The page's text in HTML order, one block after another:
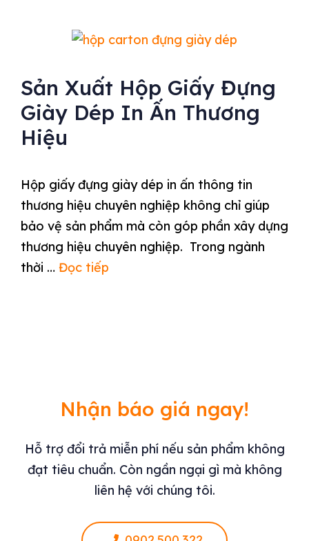
Sản Xuất Hộp Giấy Đựng
Giày Dép In Ấn Thương
Hiệu
Hộp giấy đựng giày dép in ấn thông tin
thương hiệu chuyên nghiệp không chỉ giúp
bảo vệ sản phẩm mà còn góp phần xây dựng
thương hiệu chuyên nghiệp. Trong ngành
thời … Đọc tiếp
Nhận báo giá ngay!
Hỗ trợ đổi trả miễn phí nếu sản phẩm không
đạt tiêu chuẩn. Còn ngần ngại gì mà không
liên hệ với chúng tôi.